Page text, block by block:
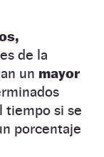
de la
un mayor
tiempo si se
porcentaje